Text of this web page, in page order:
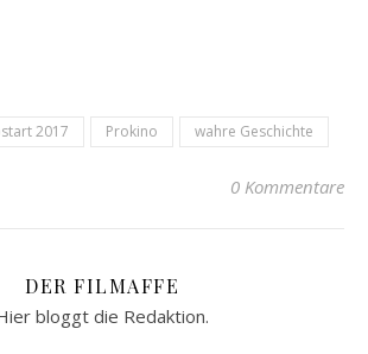
2017 Prokino wahre Geschichte
0 Kommentare
DER FILMAFFE
bloggt die Redaktion.